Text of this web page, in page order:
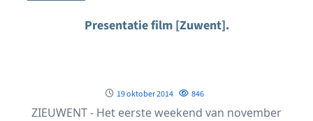
Presentatie film [Zuwent].
19 oktober 2014 846
ZIEUWENT - Het eerste weekend van november